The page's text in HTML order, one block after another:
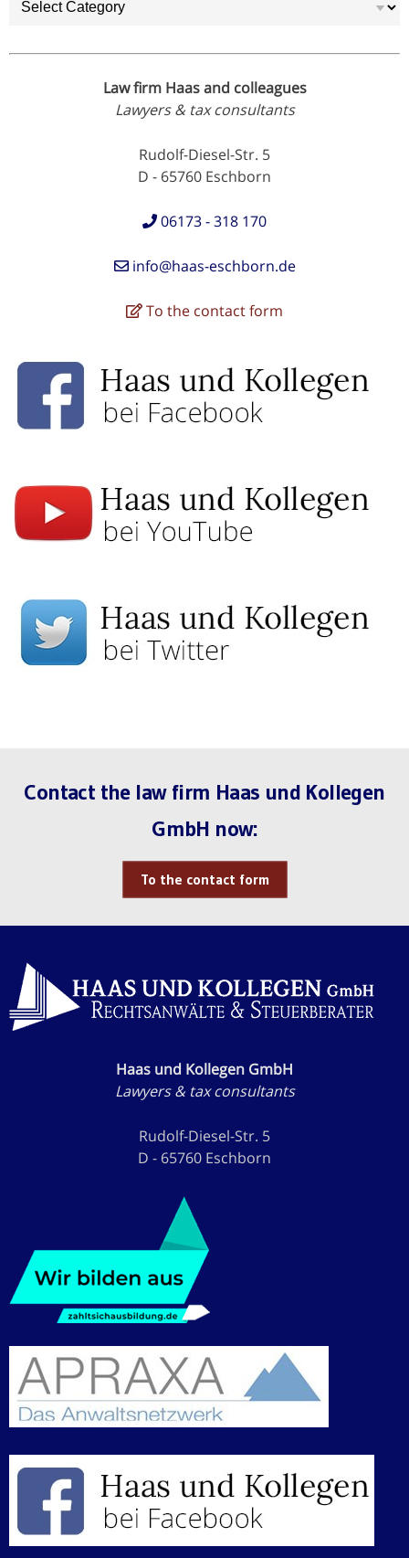
Law firm Haas and colleagues
Lawyers & tax consultants
Rudolf-Diesel-Str. 5
D - 65760 Eschborn
06173 - 318 170
info@haas-eschborn.de
To the contact form
Contact the law firm Haas und Kollegen
GmbH now:
To the contact form
Haas und Kollegen GmbH
Lawyers & tax consultants
Rudolf-Diesel-Str. 5
D - 65760 Eschborn